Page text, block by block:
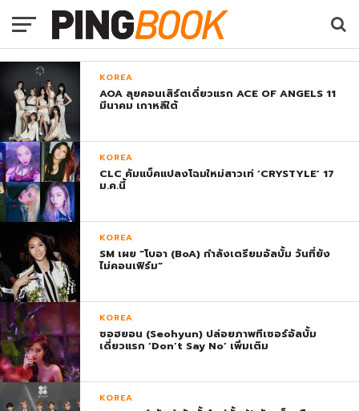
KOREA
AOA ลุยคอนเสิร์ตเดี่ยวแรก ACE OF ANGELS 11
มีนาคม เกาหลีใต้
KOREA
CLC คัมแบ็คแปลงโฉมใหม่สาวเท่ ‘CRYSTYLE’ 17
ม.ค.นี้
KOREA
SM เผย “โบอา (BoA) กำลังเตรียมอัลบั้ม วันที่ยัง
ไม่คอนเฟิร์ม”
KOREA
ซอฮยอน (Seohyun) ปล่อยภาพทีเซอร์อัลบั้ม
เดี่ยวแรก ‘Don’t Say No’ เพิ่มเติม
KOREA